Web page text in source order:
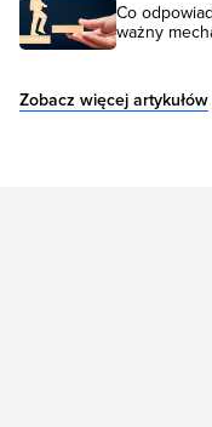
Co
ważny
Zobacz więcej artykułów